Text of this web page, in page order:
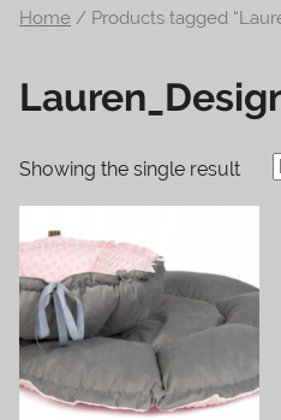
na
terrarystyki
i
Zapraszamy!
Home / Products tagged
Showing the single result